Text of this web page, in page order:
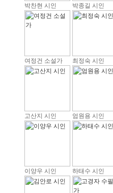
박찬현 시인 박종길 시인
여정건 소설가 최정숙 시인
고산지 시인 엄원용 시인
이양우 시인 하태수 시인